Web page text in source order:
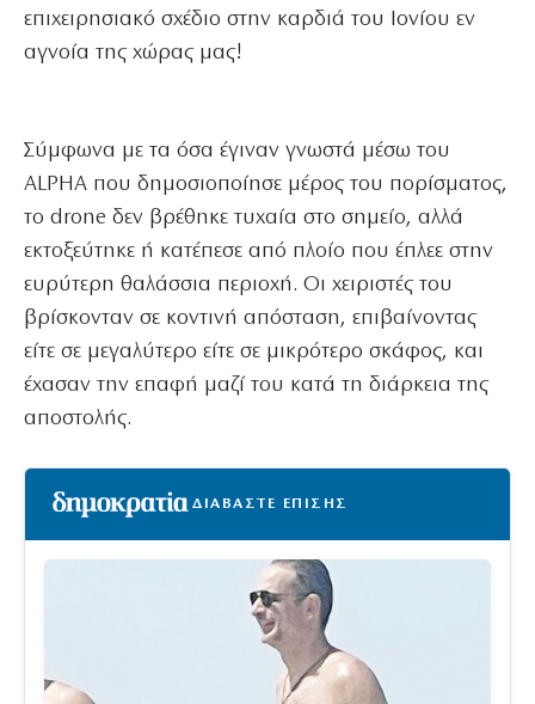
επιχειρησιακό σχέδιο στην καρδιά του Ιονίου εν
αγνοία της χώρας μας!
Σύμφωνα με τα όσα έγιναν γνωστά μέσω του
ALPHA που δημοσιοποίησε μέρος του πορίσματος,
το drone δεν βρέθηκε τυχαία στο σημείο, αλλά
εκτοξεύτηκε ή κατέπεσε από πλοίο που έπλεε στην
ευρύτερη θαλάσσια περιοχή. Οι χειριστές του
βρίσκονταν σε κοντινή απόσταση, επιβαίνοντας
είτε σε μεγαλύτερο είτε σε μικρότερο σκάφος, και
έχασαν την επαφή μαζί του κατά τη διάρκεια της
αποστολής.
ΔΙΑΒΑΣΤΕ ΕΠΙΣΗΣ